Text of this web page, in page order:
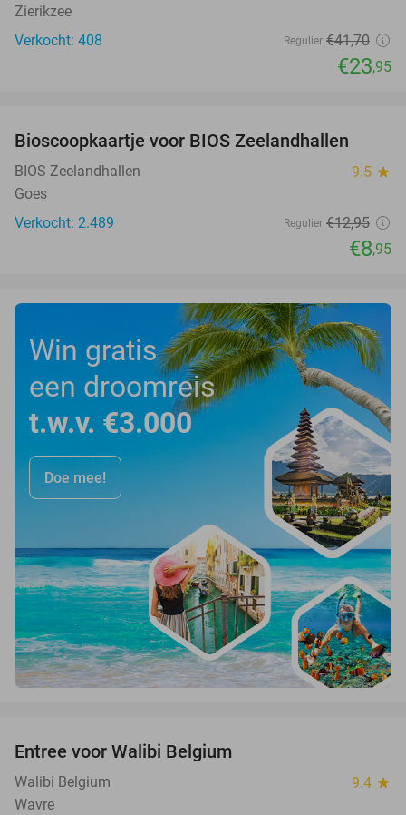
Zierikzee
Verkocht: 408
Regulier €41,70
€23,95
Bioscoopkaartje voor BIOS Zeelandhallen
BIOS Zeelandhallen 9.5 star
Goes
Verkocht: 2.489
Regulier €12,95
€8,95
Win gratis
een droomreis
t.w.v. €3.000
Doe mee!
Entree voor Walibi Belgium
Walibi Belgium 9.4 star
Wavre